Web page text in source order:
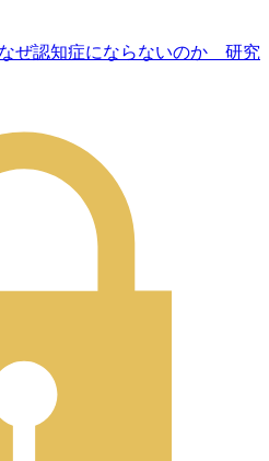
なぜ認知症にならないのか 研究